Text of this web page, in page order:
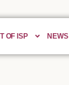
OF ISP NEWS